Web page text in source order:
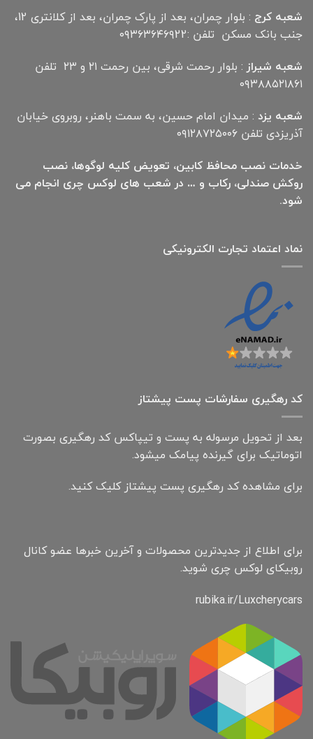
شعبه کرج
: بلوار چمران، بعد از پارک چمران، بعد از کلانتری 12،
جنب بانک مسکن تلفن :۰۹۳۶۳۶۴۶۹22
شعبه شیراز
: بلوار رحمت شرقی، بین رحمت ۲۱ و ۲۳ تلفن
۰۹۳۸۸۵۲۱۸۶۱
شعبه یزد : میدان امام حسین، به سمت باهنر، روبروی خیابان
آذریزدی تلفن ۰۹۱۲۸۷۲۵۰۰۶
خدمات نصب محافظ کابین، تعویض کلیه لوگوها، نصب
روکش صندلی، رکاب و … در شعب های لوکس چری انجام می
شود.
نماد اعتماد تجارت الكترونیكی
کد رهگیری سفارشات پست پیشتاز
بعد از تحویل مرسوله به پست و تیپاکس کد رهگیری بصورت
اتوماتیک برای گیرنده پیامک میشود.
برای مشاهده کد رهگیری پست پیشتاز کلیک کنید.
برای اطلاع از جدیدترین محصولات و آخرین خبرها عضو کانال
روبیکای لوکس چری شوید.
rubika.ir/Luxcherycars